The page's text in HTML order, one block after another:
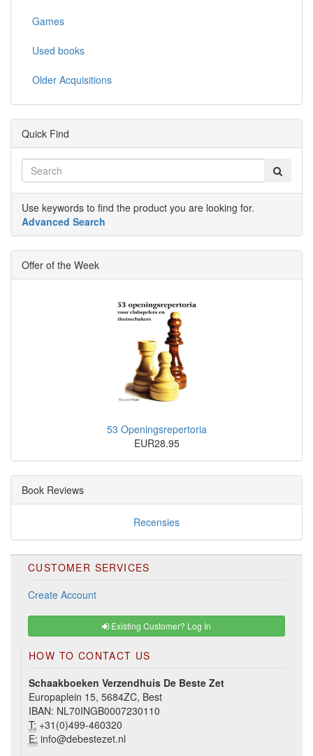
Games
Used books
Older Acquisitions
Quick Find
Use keywords to find the product you are looking for.
Advanced Search
Offer of the Week
53 Openingsrepertoria
EUR28.95
Book Reviews
Recensies
CUSTOMER SERVICES
Create Account
Existing Customer? Log In
HOW TO CONTACT US
Schaakboeken Verzendhuis De Beste Zet
Europaplein 15, 5684ZC, Best
IBAN: NL70INGB0007230110
T: +31(0)499-460320
E: info@debestezet.nl